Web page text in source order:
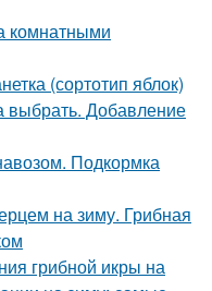
комнатными
(сортотип яблок)
выбрать. Добавление
Подкормка
на зиму. Грибная
грибной икры на